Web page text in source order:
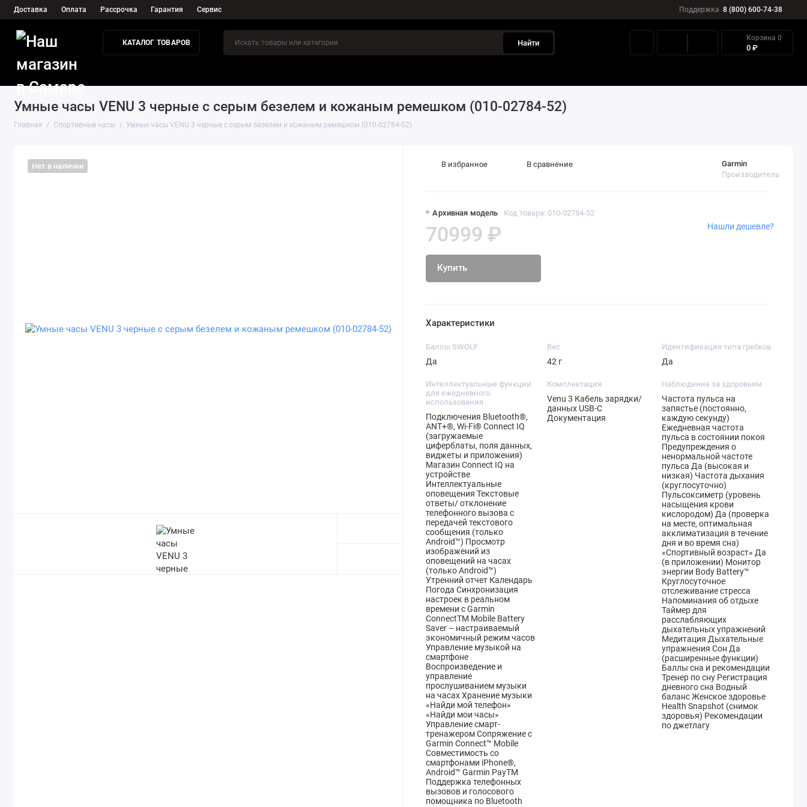
Доставка Оплата Рассрочка Гарантия Сервис Поддержка 8 (800) 600-74-38
КАТАЛОГ ТОВАРОВ Найти
Корзина 0
0 ₽
О нас
Умные часы VENU 3 черные с серым безелем и кожаным ремешком (010-02784-52)
Главная Спортивные часы Умные часы VENU 3 черные с серым безелем и кожаным ремешком (010-02784-52)
Нет в наличии
Архивная модель Код товара: 010-02784-52
Garmin
Производитель
70999 ₽
Купить
Нашли дешевле?
В избранное В сравнение
Характеристики
Баллы SWOLF
Да
Вес
42 г
Идентификация типа гребков
Да
Интеллектуальные функции
для ежедневного
использования
Подключения Bluetooth®,
ANT+®, Wi-Fi® Connect IQ
(загружаемые
циферблаты, поля данных,
виджеты и приложения)
Магазин Connect IQ на
устройстве
Интеллектуальные
оповещения Текстовые
ответы/ отклонение
телефонного вызова с
передачей текстового
сообщения (только
Android™) Просмотр
изображений из
оповещений на часах
(только Android™)
Утренний отчет Календарь
Погода Синхронизация
настроек в реальном
времени с Garmin
ConnectTM Mobile Battery
Saver – настраиваемый
экономичный режим часов
Управление музыкой на
смартфоне
Воспроизведение и
управление
прослушиванием музыки
на часах Хранение музыки
«Найди мой телефон»
«Найди мои часы»
Управление смарт-
тренажером Сопряжение с
Garmin Connect™ Mobile
Совместимость со
смартфонами iPhone®,
Android™ Garmin PayTM
Поддержка телефонных
вызовов и голосового
помощника по Bluetooth
Комплектация
Venu 3 Кабель зарядки/
данных USB-C
Документация
Наблюдение за здоровьем
Частота пульса на
запястье (постоянно,
каждую секунду)
Ежедневная частота
пульса в состоянии покоя
Предупреждения о
ненормальной частоте
пульса Да (высокая и
низкая) Частота дыхания
(круглосуточно)
Пульсоксиметр (уровень
насыщения крови
кислородом) Да (проверка
на месте, оптимальная
акклиматизация в течение
дня и во время сна)
«Спортивный возраст» Да
(в приложении) Монитор
энергии Body Battery™
Круглосуточное
отслеживание стресса
Напоминания об отдыхе
Таймер для
расслабляющих
дыхательных упражнений
Медитация Дыхательные
упражнения Сон Да
(расширенные функции)
Баллы сна и рекомендации
Тренер по сну Регистрация
дневного сна Водный
баланс Женское здоровье
Health Snapshot (снимок
здоровья) Рекомендации
по джетлагу